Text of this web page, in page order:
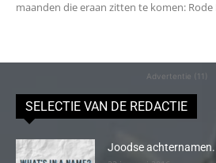
maanden die eraan zitten te komen:
Advertentie (11)
SELECTIE VAN DE REDACTIE
Joodse achternamen.